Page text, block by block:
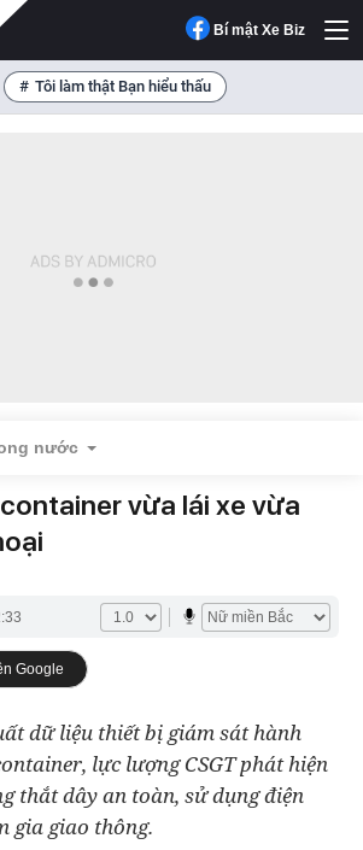
Bí mật Xe Biz
Tôi làm thật Bạn hiểu thấu
nước
vừa lái xe vừa
Google
dữ liệu thiết bị giám sát hành
lực lượng CSGT phát hiện
thắt dây an toàn, sử dụng điện
gia giao thông.